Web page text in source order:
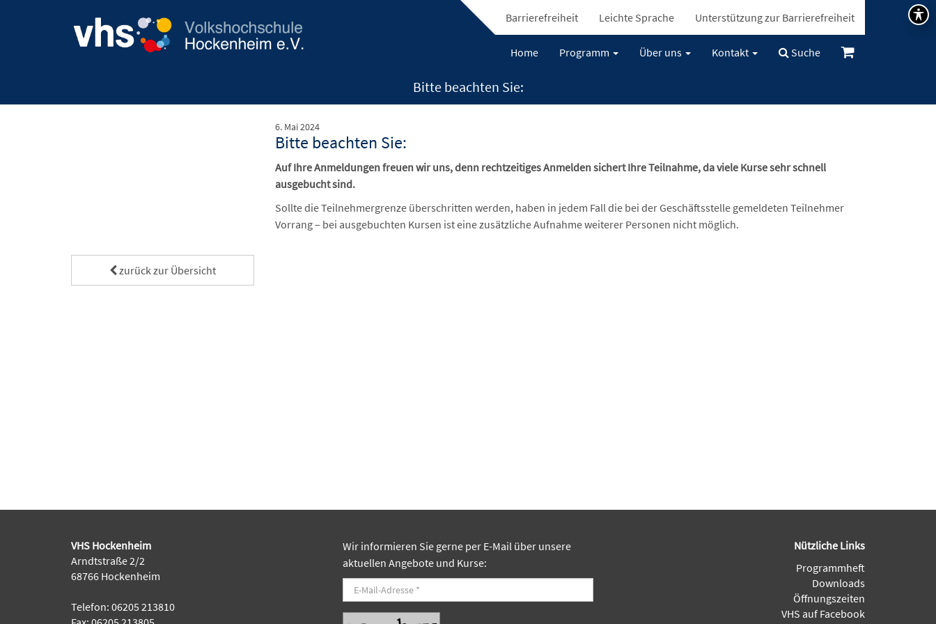
Barrierefreiheit Leichte Sprache Unterstützung zur Barrierefreiheit
Home Programm Über uns Kontakt Suche
Bitte beachten Sie:
6. Mai 2024
Bitte beachten Sie:
Auf Ihre Anmeldungen freuen wir uns, denn rechtzeitiges Anmelden sichert Ihre Teilnahme, da viele Kurse sehr schnell
ausgebucht sind.
Sollte die Teilnehmergrenze überschritten werden, haben in jedem Fall die bei der Geschäftsstelle gemeldeten Teilnehmer
Vorrang – bei ausgebuchten Kursen ist eine zusätzliche Aufnahme weiterer Personen nicht möglich.
zurück zur Übersicht
VHS Hockenheim
Arndtstraße 2/2
68766 Hockenheim
Telefon: 06205 213810
Wir informieren Sie gerne per E-Mail über unsere
aktuellen Angebote und Kurse:
Nützliche Links
Programmheft
Downloads
Öffnungszeiten
VHS auf Facebook